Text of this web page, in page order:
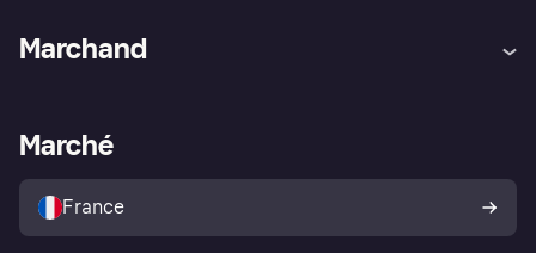
Explorez les magasins
Politique de protection de
l’acheteur Klarna
Marchand
Portail Marchand
Marché
France